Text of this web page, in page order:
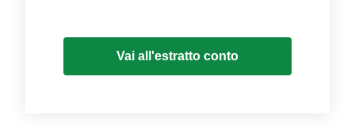
Vai all'estratto conto